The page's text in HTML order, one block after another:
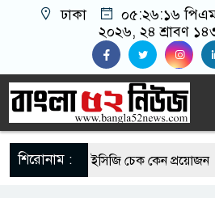
ঢাকা ০৫:২৬:১৬
২০২৬, ২৪ শ্রাবণ
শিরোনাম :
নিয়মিত ইসিজি চেক কেন প্রয়োজন